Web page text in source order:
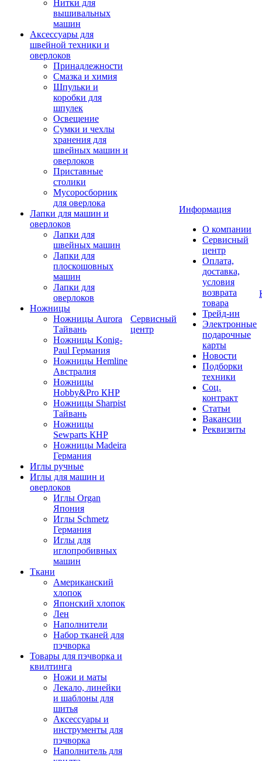
Нитки для
вышивальных
машин
Аксессуары для
швейной техники и
оверлоков
Принадлежности
Смазка и химия
Шпульки и
коробки для
шпулек
Освещение
Сумки и чехлы
хранения для
швейных машин и
оверлоков
Приставные
столики
Мусоросборник
для оверлока
Лапки для машин и
оверлоков
Лапки для
швейных машин
Лапки для
плоскошовных
машин
Лапки для
оверлоков
Ножницы
Ножницы Aurora
Тайвань
Ножницы Konig-
Paul Германия
Ножницы Hemline
Австралия
Ножницы
Hobby&Pro КНР
Ножницы Sharpist
Тайвань
Ножницы
Sewparts КНР
Ножницы Madeira
Германия
Иглы ручные
Иглы для машин и
оверлоков
Иглы Organ
Япония
Иглы Schmetz
Германия
Иглы для
иглопробивных
машин
Ткани
Американский
хлопок
Японский хлопок
Лен
Наполнители
Набор тканей для
пэчворка
Товары для пэчворка и
квилтинга
Ножи и маты
Лекало, линейки
и шаблоны для
шитья
Аксессуары и
инструменты для
пэчворка
Наполнитель для
Сервисный
центр
Информация
О компании
Сервисный
центр
Оплата,
доставка,
условия
возврата
товара
Трейд-ин
Электронные
подарочные
карты
Новости
Подборки
техники
Соц.
контракт
Статьи
Вакансии
Реквизиты